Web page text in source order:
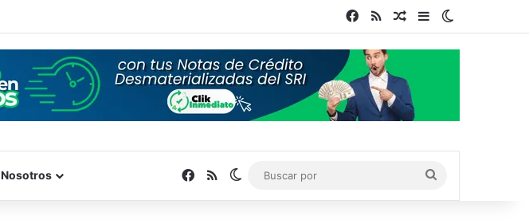
Facebook
RSS Publicación al azar
Barra lateral
Nosotros Facebook
RSS Switch skin
por